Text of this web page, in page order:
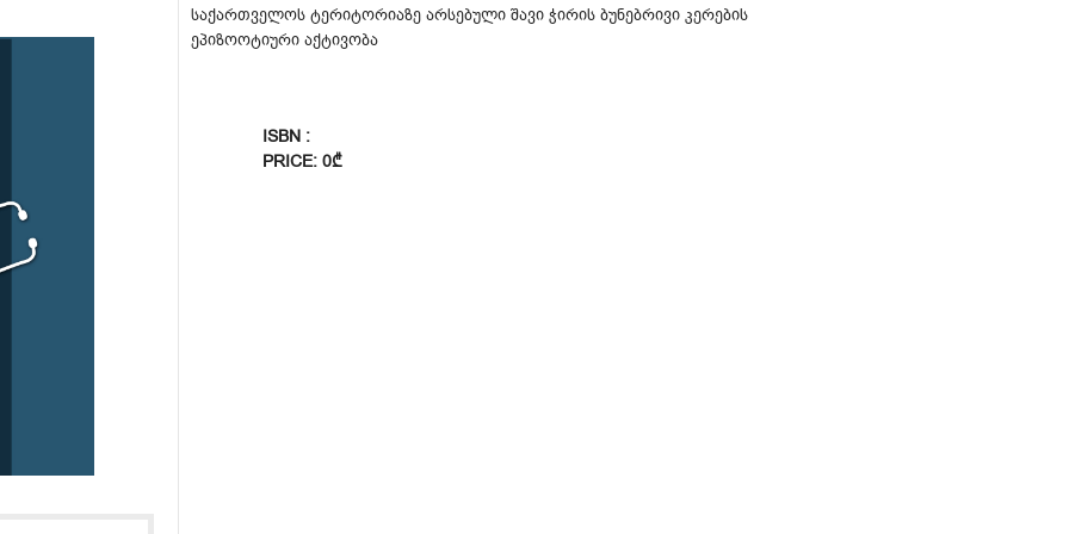
საქართველოს ტერიტორიაზე არსებული შავი ჭირის ბუნებრივი კერების
ეპიზოოტიური აქტივობა
ISBN :
PRICE: 0₾